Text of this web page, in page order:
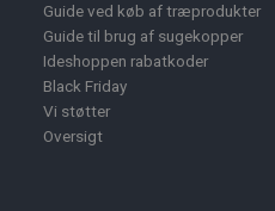
Guide ved køb af træprodukter
Guide til brug af sugekopper
Ideshoppen rabatkoder
Black Friday
Vi støtter
Oversigt